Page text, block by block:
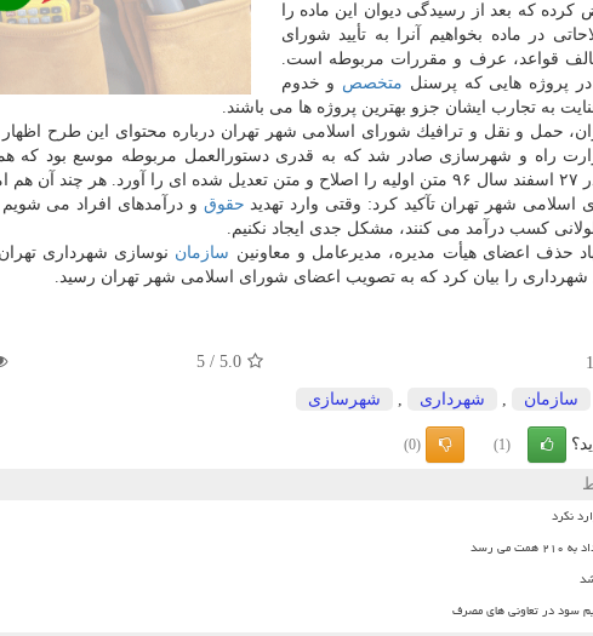
كرده كه بعد از رسیدگی دیوان این ماده را
در ماده بخواهیم آنرا به تأیید شورای
قواعد، عرف و مقررات مربوطه است.
در پروژه هایی كه پرسنل متخصص و خدوم
به تجارب ایشان جزو بهترین پروژه ها می باشند.
راه و شهرسازی صادر شد كه به قدری دستورالعمل مربوطه موسع بود كه
شهر تهران تآكید كرد: وقتی وارد تهدید حقوق و درآمدهای افراد می
كسب درآمد می كنند، مشكل جدی ایجاد نكنیم.
حذف اعضای هیأت مدیره، مدیرعامل و معاونین سازمان نوسازی شهرداری
را بیان كرد كه به تصویب اعضای شورای اسلامی شهر تهران رسید.
5.0
/
5
سازمان شهرداری شهرسازی
(1)
(0)
نکرد
سود در تعاونی های مصرف